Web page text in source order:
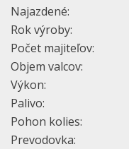
Najazdené:
Rok výroby:
Počet majiteľov:
Objem valcov:
Výkon:
Palivo:
Pohon kolies:
Prevodovka: